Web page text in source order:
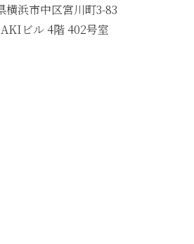
横浜市中区宮川町3-83
ビル 4階 402号室